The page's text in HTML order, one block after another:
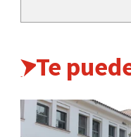
Te